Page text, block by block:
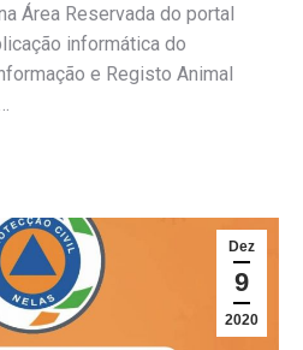
Área Reservada do portal
informática do
e Registo Animal
Dez
9
2020